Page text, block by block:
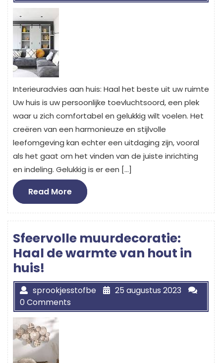
Interieuradvies aan huis: Haal het beste uit uw ruimte
Uw huis is uw persoonlijke toevluchtsoord, een plek
waar u zich comfortabel en gelukkig wilt voelen. Het
creëren van een harmonieuze en stijlvolle
leefomgeving kan echter een uitdaging zijn, vooral
als het gaat om het vinden van de juiste inrichting
en indeling. Gelukkig is er een […]
Read MoreRead
More
Sfeervolle muurdecoratie:
Haal de warmte van hout in
huis!
sprookjesstofbe
25 augustus 2023
0 Comments